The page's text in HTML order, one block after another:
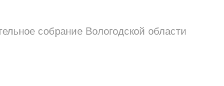
собрание Вологодской области